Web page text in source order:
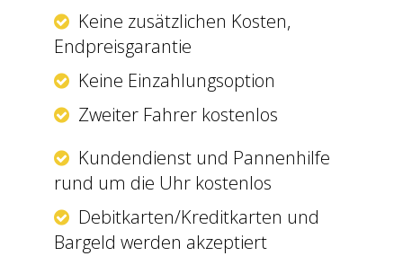
Keine zusätzlichen Kosten,
Endpreisgarantie
Keine Einzahlungsoption
Zweiter Fahrer kostenlos
Kundendienst und Pannenhilfe
rund um die Uhr kostenlos
Debitkarten/Kreditkarten und
Bargeld werden akzeptiert